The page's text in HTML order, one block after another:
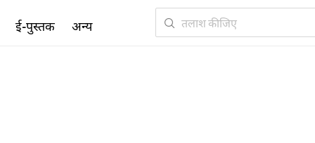
ई-पुस्तक अन्य